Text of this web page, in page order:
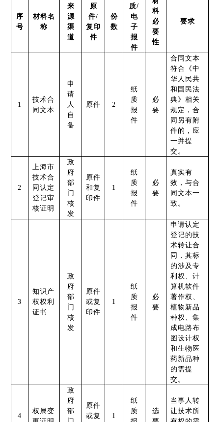
序
号
材料名
称
来
源
渠
道
原
件/
复印
件
份
数
质/
电
子
报
件
料
必
要
性
要求
1
技术合
同文本
申
请
人
自
备
原件 2
纸
质
报
件
必
要
合同文本
符合
《中
华人民共
和国民法
典》 相关
规定，合
同另有附
件的，应
一并提
交。
2
上海市
技术合
同认定
登记审
核证明
政
府
部
门
核
发
原件
和复
印件
1
纸
质
报
件
必
要
真实有
效，与合
同文本一
致。
3
知识产
权权利
证书
政
府
部
门
核
发
原件
或复
印件
1
纸
质
报
件
必
要
申请认定
登记的技
术转让合
同，其标
的涉及专
利权、计
算机软件
著作权、
植物新品
种权、集
成电路布
图设计权
和生物医
药新品种
的需提
交。
4
权属变
政
府
部
原件
或复
1
纸
质
选
当事人转
让技术所